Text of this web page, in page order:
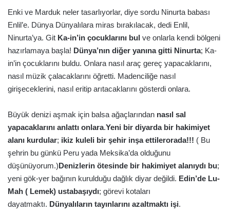
Enki ve Marduk neler tasarlıyorlar, diye sordu Ninurta babası
Enlil’e. Dünya Dünyalılara miras bırakılacak, dedi Enlil,
Ninurta’ya. Git Ka-in’in çocuklarını bul ve onlarla kendi bölgeni
hazırlamaya başla! Dünya’nın diğer yanına gitti Ninurta; Ka-
in’in çocuklarını buldu. Onlara nasıl araç gereç yapacaklarını,
nasıl müzik çalacaklarını öğretti. Madenciliğe nasıl
girişeceklerini, nasıl eritip arıtacaklarını gösterdi onlara.
Büyük denizi aşmak için balsa ağaçlarından nasıl sal
yapacaklarını anlattı onlara.Yeni bir diyarda bir hakimiyet
alanı kurdular; ikiz kuleli bir şehir inşa ettilerorada!!! ( Bu
şehrin bu günkü Peru yada Meksika’da olduğunu
düşünüyorum.)Denizlerin ötesinde bir hakimiyet alanıydı bu;
yeni gök-yer bağının kurulduğu dağlık diyar değildi. Edin’de Lu-
Mah ( Lemek) ustabaşıydı; görevi kotaları
dayatmaktı. Dünyalıların tayınlarını azaltmaktı işi.